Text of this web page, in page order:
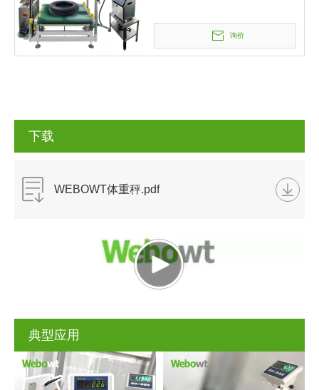
询价
下载
WEBOWT体重秤.pdf
典型应用